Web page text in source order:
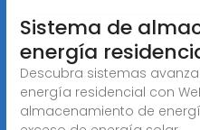
Sistema de
energía
Descubra sistemas
energía residencial con
almacenamiento de